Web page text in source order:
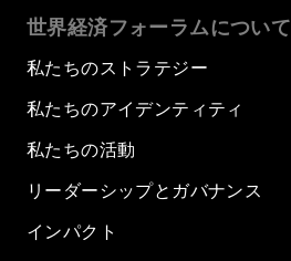
世界経済フォーラムについて
私たちのストラテジー
私たちのアイデンティティ
私たちの活動
リーダーシップとガバナンス
インパクト